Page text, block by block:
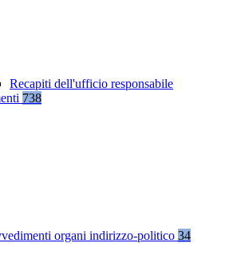
Recapiti dell'ufficio responsabile
738
organi indirizzo-politico 34